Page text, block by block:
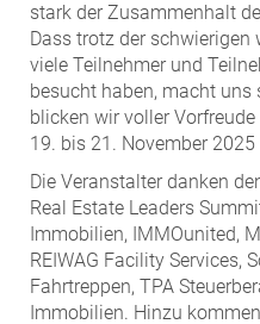
stark der Zusammenhalt
Dass trotz der
viele Teilnehmer und
besucht haben, macht
blicken wir voller
19. bis 21. November
Die Veranstalter danken
Real Estate Leaders
Immobilien, IMMOunited,
REIWAG Facility Services,
Fahrtreppen, TPA
Immobilien. Hinzu